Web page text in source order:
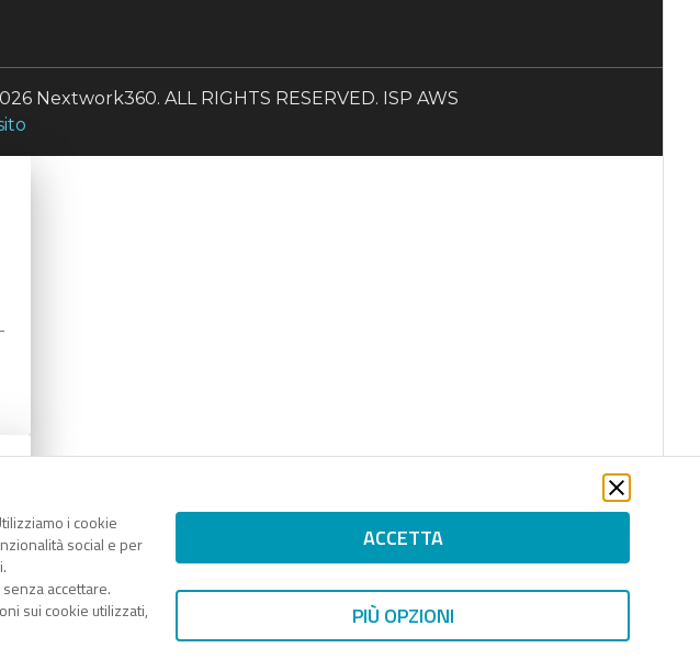
i cookie
social e per
senza accettare.
sui cookie utilizzati,
ACCETTA
PIÙ OPZIONI
Nextwork360. ALL RIGHTS RESERVED. ISP AWS